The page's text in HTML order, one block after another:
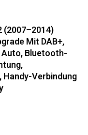
(2007–2014)
Mit DAB+,
Bluetooth-
Verbindung